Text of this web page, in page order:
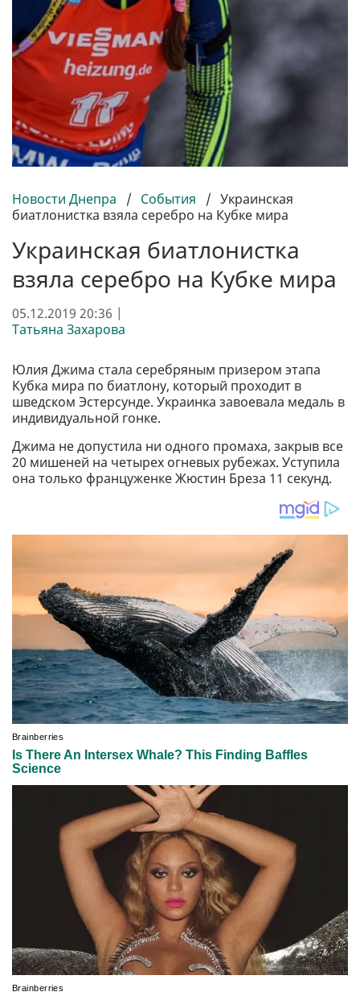
Новости Днепра / События / Украинская
биатлонистка взяла серебро на Кубке мира
Украинская биатлонистка
взяла серебро на Кубке мира
05.12.2019 20:36 |
Татьяна Захарова
Юлия Джима стала серебряным призером этапа
Кубка мира по биатлону, который проходит в
шведском Эстерсунде. Украинка завоевала медаль в
индивидуальной гонке.
Джима не допустила ни одного промаха, закрыв все
20 мишеней на четырех огневых рубежах. Уступила
она только француженке Жюстин Бреза 11 секунд.